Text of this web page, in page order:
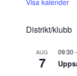
Visa kalender
Distrikt/klubb
AUG
7
09:30 -